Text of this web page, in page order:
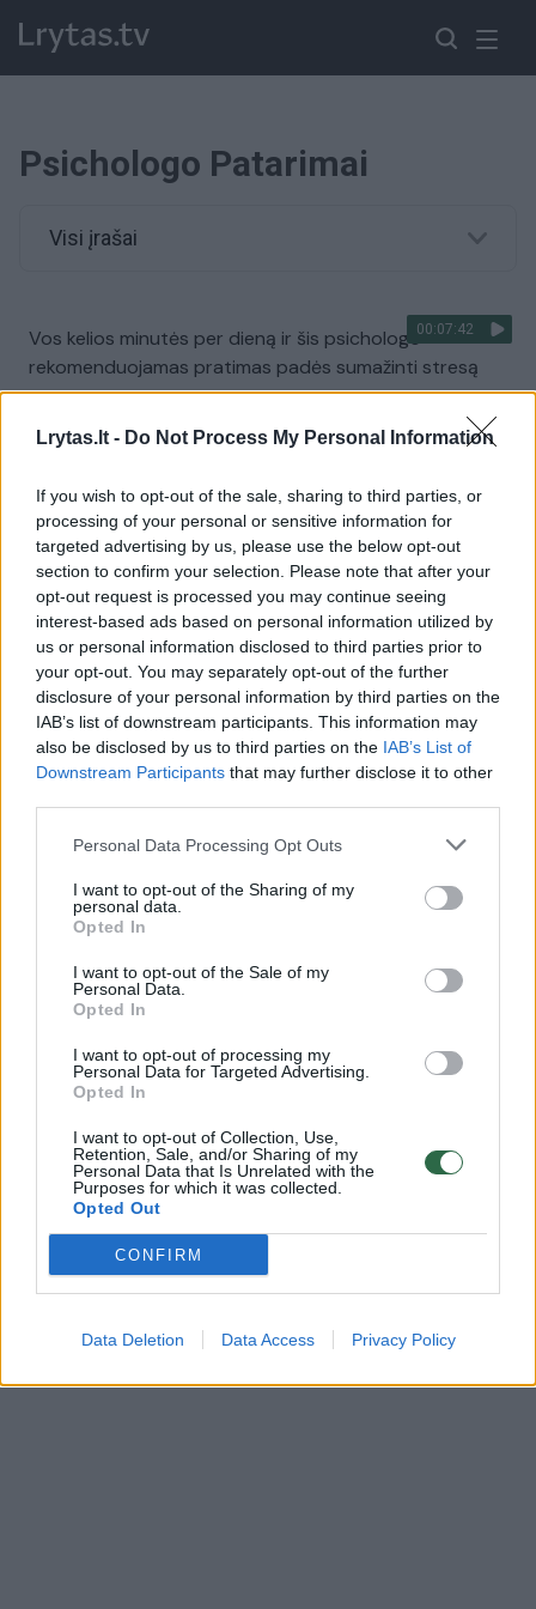
Lrytas.lt - Do Not Process My Personal Information
If you wish to opt-out of the sale, sharing to third parties, or
processing of your personal or sensitive information for
targeted advertising by us, please use the below opt-out
section to confirm your selection. Please note that after your
opt-out request is processed you may continue seeing
interest-based ads based on personal information utilized by
us or personal information disclosed to third parties prior to
your opt-out. You may separately opt-out of the further
disclosure of your personal information by third parties on the
IAB’s list of downstream participants. This information may
also be disclosed by us to third parties on the IAB’s List of
Downstream Participants that may further disclose it to other
Personal Data Processing Opt Outs
I want to opt-out of the Sharing of my
personal data.
Opted In
I want to opt-out of the Sale of my
Personal Data.
Opted In
I want to opt-out of processing my
Personal Data for Targeted Advertising.
Opted In
I want to opt-out of Collection, Use,
Retention, Sale, and/or Sharing of my
Personal Data that Is Unrelated with the
Purposes for which it was collected.
Opted Out
CONFIRM
Data Deletion Data Access Privacy Policy
Psichologo Patarimai
Visi įrašai
00:07:42
Vos kelios minutės per dieną ir šis psichologo
rekomenduojamas pratimas padės sumažinti stresą
Psichologas apie Egidijų Anupraitį: žiurkė spaudžiama į
kampą irgi kanda
Laidos | Nuoga tiesa
Kodėl kartais pabadauti sveika?
Žinios | Gyvenimo būdas
Kaip elgtis su pavydžiais partneriais?
Patarimai tėvams, kaip atpažinti, kad jūsų vaikas rūko?
Žinios | Gyvenimo būdas
Kaip atsikratyti gėdos eiti į sporto klubą?
Žinios Gyvenimo būdas